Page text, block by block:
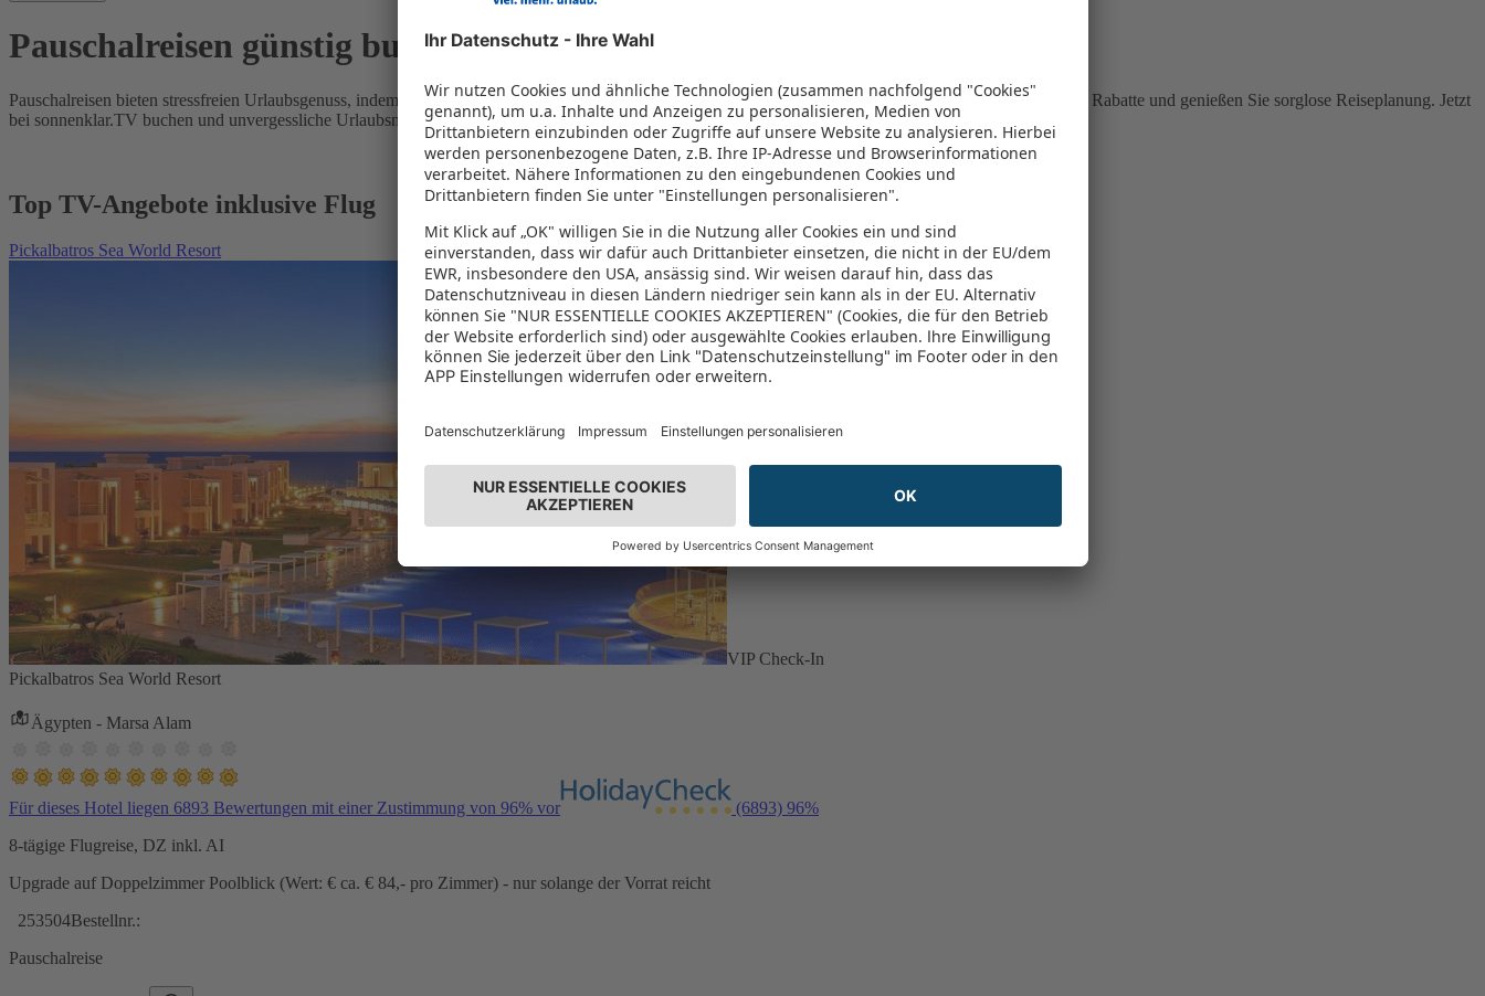
Pauschalreisen günstig buchen
Pauschalreisen bieten stressfreien Urlaubsgenuss, indem Flug und Hotel in einem Paket kombiniert werden – das spart Zeit und Geld. Nutzen Sie attraktive Rabatte und genießen Sie sorglose Reiseplanung. Jetzt
bei sonnenklar.TV buchen und unvergessliche Urlaubsmomente erleben!
Top TV-Angebote inklusive Flug
Pickalbatros Sea World Resort
VIP Check-In
Pickalbatros Sea World Resort
Ägypten - Marsa Alam
Für dieses Hotel liegen 6893 Bewertungen mit einer Zustimmung von 96% vor (6893) 96%
8-tägige Flugreise, DZ inkl. AI
Upgrade auf Doppelzimmer Poolblick (Wert: € ca. € 84,- pro Zimmer) - nur solange der Vorrat reicht
253504Bestellnr.:
Pauschalreise